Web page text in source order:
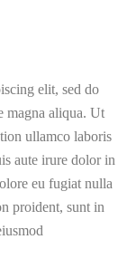
elit, sed do
magna aliqua. Ut
ullamco laboris
aute irure dolor in
eu fugiat nulla
proident, sunt in